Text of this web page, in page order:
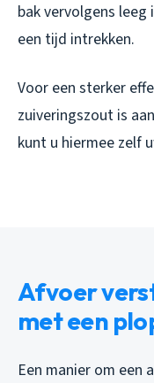
bak vervolgens
een tijd intrekken.
Voor een sterker
zuiveringszout is
kunt u hiermee zelf
Afvoer
met een
Een manier om